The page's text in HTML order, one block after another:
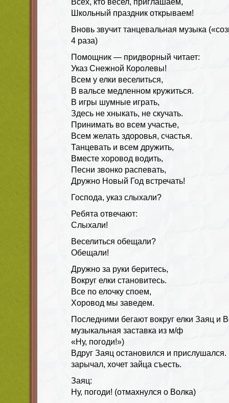
Школьный праздник открываем!
Вновь звучит танцевальная музыка
4 раза)
Помощник — придворный читает:
Указ Снежной Королевы!
Всем у елки веселиться,
В вальсе медленном кружиться.
В игры шумные играть,
Здесь не хныкать, не скучать.
Принимать во всем участье,
Всем желать здоровья, счастья.
Танцевать и всем дружить,
Вместе хоровод водить,
Песни звонко распевать,
Дружно Новый Год встречать!
Господа, указ слыхали?
Ребята отвечают:
Слыхали!
Веселиться обещали?
Обещали!
Дружно за руки беритесь,
Вокруг елки становитесь.
Все по елочку споем,
Хоровод мы заведем.
Последними бегают вокруг елки Заяц и
музыкальная заставка из м/ф
«Ну, погоди!»)
Вдруг Заяц остановился и
зарычал, хочет зайца съесть.
Заяц:
Ну, погоди! (отмахнулся о Волка)